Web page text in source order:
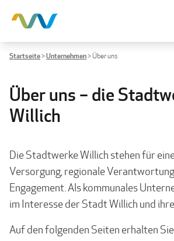
Startseite>Unternehmen>Über uns
Über uns – die
Willich
Die Stadtwerke Willich stehen für
Versorgung, regionale
Engagement. Als kommunales
im Interesse der Stadt Willich und
Auf den folgenden Seiten erhalten